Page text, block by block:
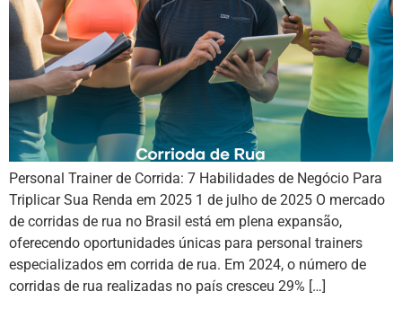
Personal Trainer de Corrida: 7 Habilidades de Negócio Para
Triplicar Sua Renda em 2025 1 de julho de 2025 O mercado
de corridas de rua no Brasil está em plena expansão,
oferecendo oportunidades únicas para personal trainers
especializados em corrida de rua. Em 2024, o número de
corridas de rua realizadas no país cresceu 29% […]